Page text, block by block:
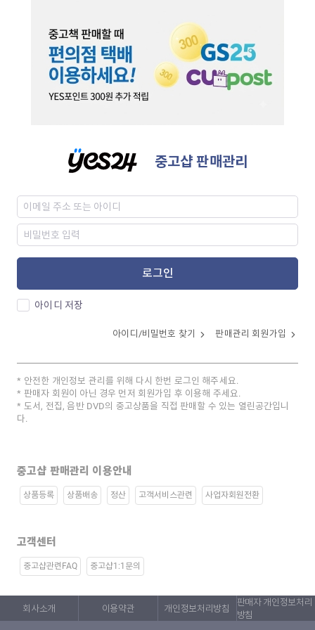
중고샵 판매관리
로그인
아이디 저장
아이디/비밀번호 찾기 판매관리 회원가입
안전한 개인정보 관리를 위해 다시 한번 로그인 해주세요.
판매자 회원이 아닌 경우 먼저 회원가입 후 이용해 주세요.
도서, 전집, 음반 DVD의 중고상품을 직접 판매할 수 있는 열린공간입니
다.
중고샵 판매관리 이용안내
상품등록 상품배송 정산 고객서비스관련 사업자회원전환
고객센터
중고샵관련FAQ 중고샵1:1문의
회사소개 이용약관 개인정보처리방침
판매자 개인정보처리
방침